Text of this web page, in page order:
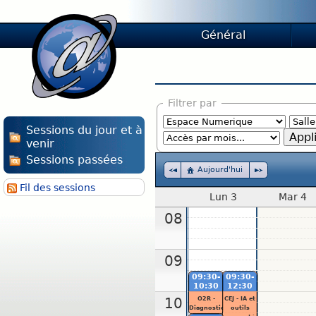
Filtrer par
Aujourd'hui
Lun 3 Mar 4
08
09
10
09:30-
10:30
O2R -
Diagnostic
09:30-
12:30
CEJ - IA et
outils
Sessions du jour et à
venir
Sessions passées
Fil des sessions
Général